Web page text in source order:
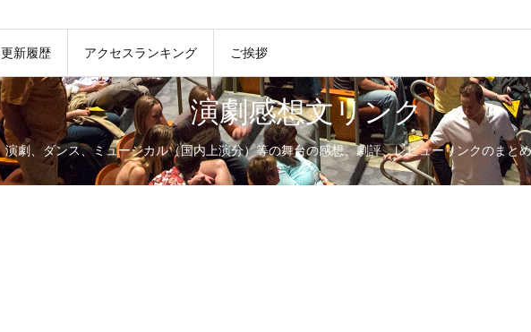
更新履歴 アクセスランキング ご挨拶
演劇感想文リンク
演劇、ダンス、ミュージカル（国内上演分）等の舞台の感想、劇評、レビューリンクのまと